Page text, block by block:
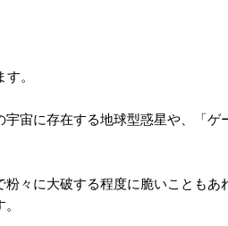
。
宙に存在する地球型惑星や、「
々に大破する程度に脆いことも